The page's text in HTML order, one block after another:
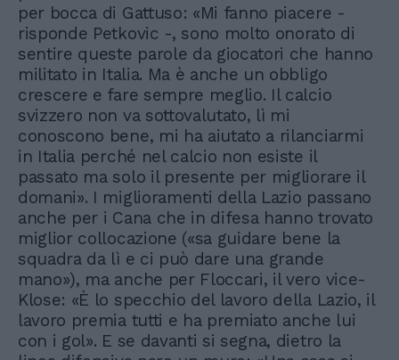
per bocca di Gattuso: «Mi fanno piacere -
risponde Petkovic -, sono molto onorato di
sentire queste parole da giocatori che hanno
militato in Italia. Ma è anche un obbligo
crescere e fare sempre meglio. Il calcio
svizzero non va sottovalutato, lì mi
conoscono bene, mi ha aiutato a rilanciarmi
in Italia perché nel calcio non esiste il
passato ma solo il presente per migliorare il
domani». I miglioramenti della Lazio passano
anche per i Cana che in difesa hanno trovato
miglior collocazione («sa guidare bene la
squadra da lì e ci può dare una grande
mano»), ma anche per Floccari, il vero vice-
Klose: «È lo specchio del lavoro della Lazio, il
lavoro premia tutti e ha premiato anche lui
con i gol». E se davanti si segna, dietro la